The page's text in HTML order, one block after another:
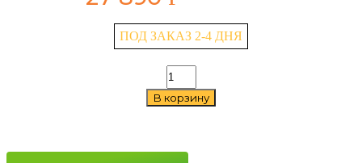
ПОД ЗАКАЗ 2-4 ДНЯ
Количество
товара
Michelin
SUV
В корзину